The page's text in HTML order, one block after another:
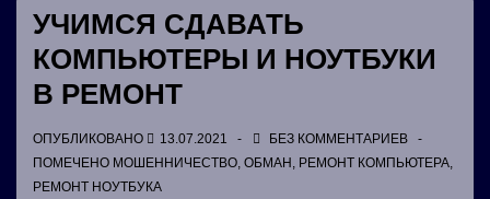
УЧИМСЯ СДАВАТЬ
КОМПЬЮТЕРЫ И НОУТБУКИ
В РЕМОНТ
ОПУБЛИКОВАНО 13.07.2021
БЕЗ КОММЕНТАРИЕВ
ПОМЕЧЕНО МОШЕННИЧЕСТВО, ОБМАН , РЕМОНТ КОМПЬЮТЕРА,
РЕМОНТ НОУТБУКА